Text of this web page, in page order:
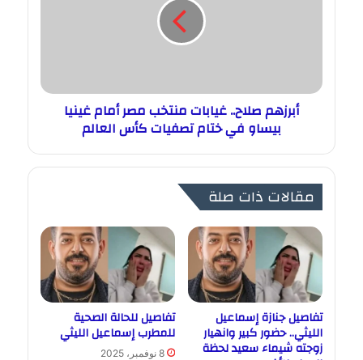
أبرزهم صلاح.. غيابات منتخب مصر أمام غينيا
بيساو في ختام تصفيات كأس العالم
مقالات ذات صلة
تفاصيل جنازة إسماعيل
الليثي.. حضور كبير وانهيار
زوجته شيماء سعيد لحظة
تفاصيل للحالة الصحية
للمطرب إسماعيل الليثي
8 نوفمبر، 2025